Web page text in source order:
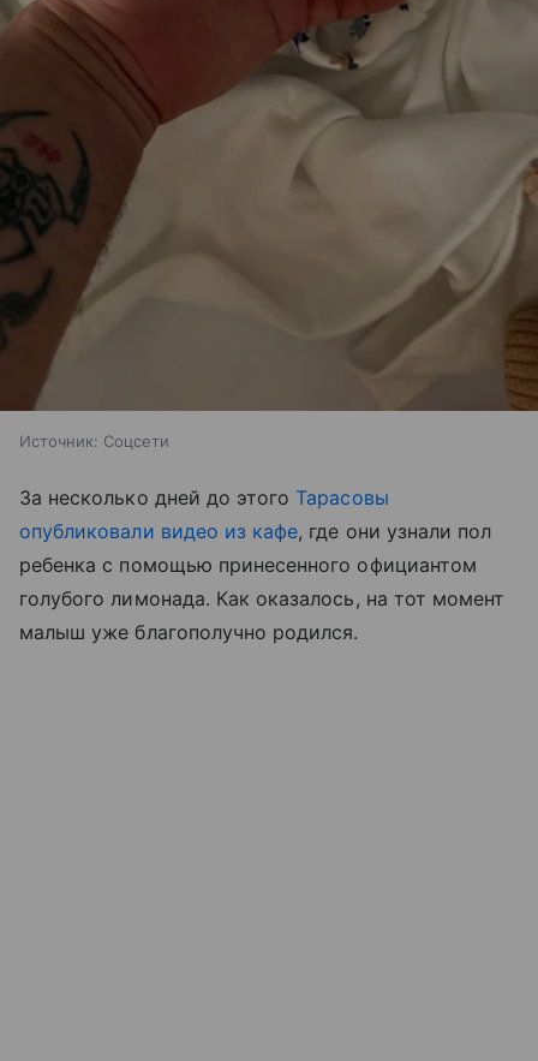
Источник: Соцсети
За несколько дней до этого Тарасовы
опубликовали видео из кафе, где они узнали пол
ребенка с помощью принесенного официантом
голубого лимонада. Как оказалось, на тот момент
малыш уже благополучно родился.